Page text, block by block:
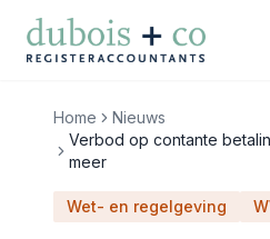
Direct naar inhoud
vakgebieden
over ons
Home
Nieuws
Verbod op contante
meer
Wet- en regelgeving